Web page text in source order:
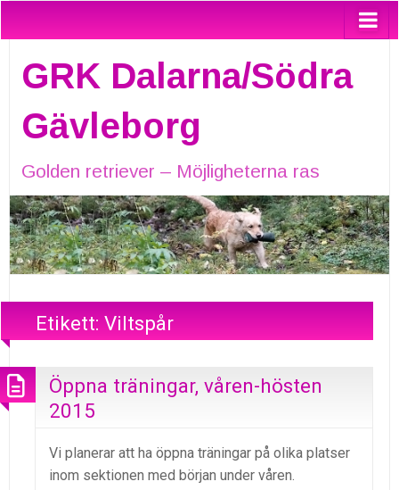
GRK Dalarna/Södra
Gävleborg
Golden retriever – Möjligheterna ras
Etikett:Viltspår
Öppna träningar, våren-hösten
2015
Vi planerar att ha öppna träningar på olika platser
inom sektionen med början under våren.